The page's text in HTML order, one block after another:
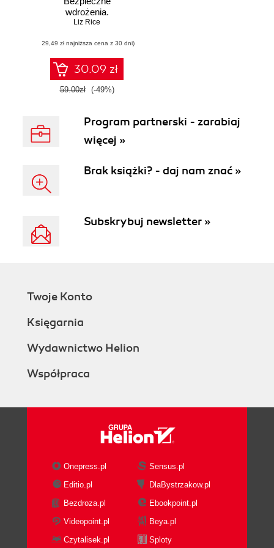
wdrożenia.
Podstawowe
technologie
Liz Rice
(29,49 zł najniższa cena z 30 dni)
30.09 zł
59.00zł (-49%)
Program partnerski - zarabiaj
więcej »
Brak książki? - daj nam znać »
Subskrybuj newsletter »
Twoje Konto
Księgarnia
Wydawnictwo Helion
Współpraca
Onepress.pl
Sensus.pl
Editio.pl
DlaBystrzakow.pl
Bezdroza.pl
Ebookpoint.pl
Videopoint.pl
Beya.pl
Czytalisek.pl
Sploty